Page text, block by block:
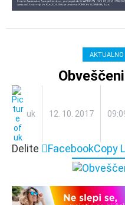
AKTUALNO
uk 12. 10. 2017
Delite FacebookCopy